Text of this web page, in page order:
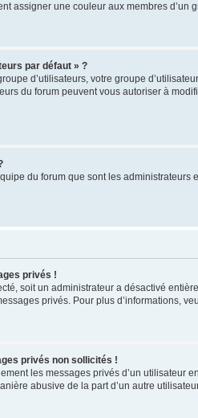
assigner une couleur aux membres d’un
par défaut » ?
d’utilisateurs, votre groupe
du forum peuvent vous autoriser à
du forum que sont les
privés !
soit un administrateur a désactivé
privés. Pour plus d’informations,
privés non sollicités !
les messages privés d’un utilisateur
abusive de la part d’un autre